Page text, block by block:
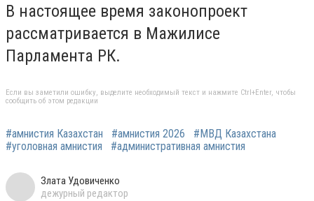
В настоящее время законопроект
рассматривается в Мажилисе
Парламента РК.
Если вы заметили ошибку, выделите необходимый текст и нажмите Ctrl+Enter, чтобы
сообщить об этом редакции
#амнистия Казахстан #амнистия 2026
#МВД Казахстана
#уголовная амнистия
#административная амнистия
Злата Удовиченко
дежурный редактор